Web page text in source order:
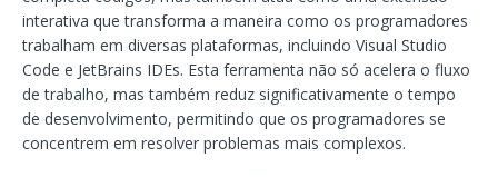
interativa que transforma a maneira como os programadores
trabalham em diversas plataformas, incluindo Visual Studio
Code e JetBrains IDEs. Esta ferramenta não só acelera o fluxo
de trabalho, mas também reduz significativamente o tempo
de desenvolvimento, permitindo que os programadores se
concentrem em resolver problemas mais complexos.